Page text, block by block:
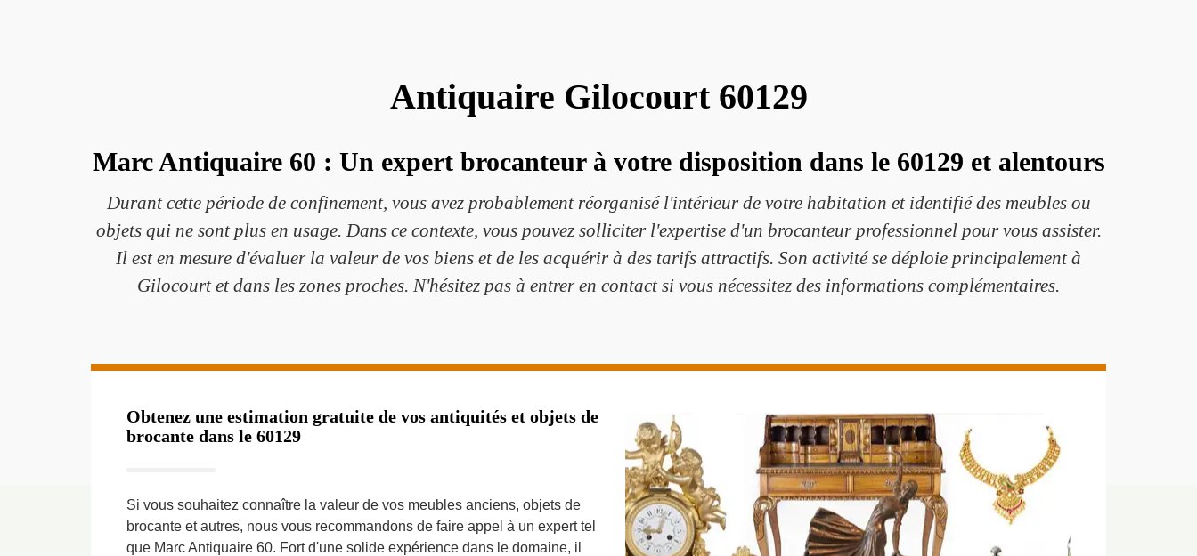
Antiquaire Gilocourt 60129
Marc Antiquaire 60 : Un expert brocanteur à votre disposition dans le 60129 et alentours
Durant cette période de confinement, vous avez probablement réorganisé l'intérieur de votre habitation et identifié des meubles ou
objets qui ne sont plus en usage. Dans ce contexte, vous pouvez solliciter l'expertise d'un brocanteur professionnel pour vous assister.
Il est en mesure d'évaluer la valeur de vos biens et de les acquérir à des tarifs attractifs. Son activité se déploie principalement à
Gilocourt et dans les zones proches. N'hésitez pas à entrer en contact si vous nécessitez des informations complémentaires.
Obtenez une estimation gratuite de vos antiquités et objets de
brocante dans le 60129
Si vous souhaitez connaître la valeur de vos meubles anciens, objets de
brocante et autres, nous vous recommandons de faire appel à un expert tel
que Marc Antiquaire 60. Fort d'une solide expérience dans le domaine, il